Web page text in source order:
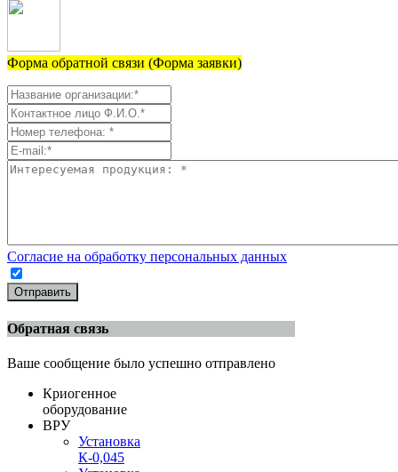
Форма обратной связи (Форма заявки)
Согласие на обработку персональных данных
Отправить
Обратная связь
Ваше сообщение было успешно отправлено
Криогенное
оборудование
ВРУ
Установка
К-0,045